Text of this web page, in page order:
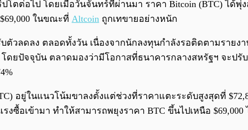
โตต่อไป โดยเมื่อวันจันทร์ที่ผ่านมา ราคา Bitcoin (BTC) ได้
ในขณะที่ Altcoin ถูกเทขายอย่างหนัก
วลดลง ตลอดทั้งวัน เนื่องจากนักลงทุนกำลังรอติดตามรายงาน
ยปัจจุบัน ตลาดมองว่ามีโอกาสที่ธนาคารกลางสหรัฐฯ จะปรั
อยู่ในแนวโน้มขาลงตั้งแต่ช่วงที่ราคาแตะระดับสูงสุดที่
ซื้อเข้ามา ทำให้สามารถพยุงราคา BTC ขึ้นไปเหนือ $69,000